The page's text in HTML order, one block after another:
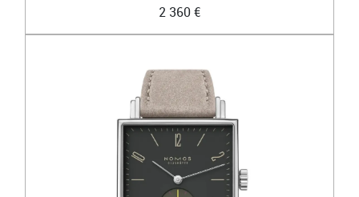
2 360 €